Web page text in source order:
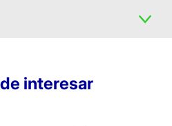
interesar